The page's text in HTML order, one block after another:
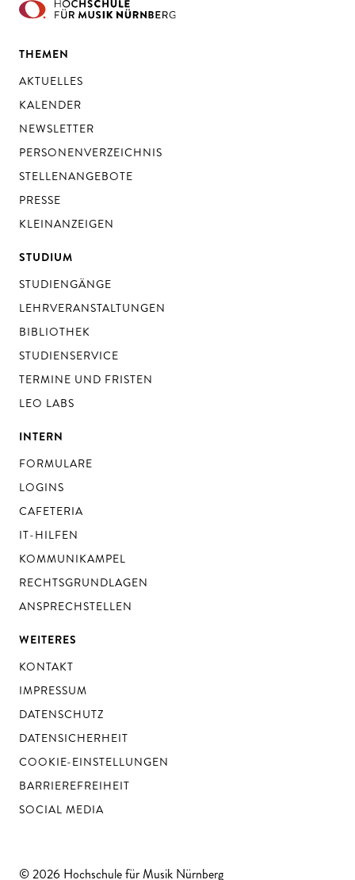
THEMEN
AKTUELLES
KALENDER
NEWSLETTER
PERSONENVERZEICHNIS
STELLENANGEBOTE
PRESSE
KLEINANZEIGEN
STUDIUM
STUDIENGÄNGE
LEHRVERANSTALTUNGEN
BIBLIOTHEK
STUDIENSERVICE
TERMINE UND FRISTEN
LEO LABS
INTERN
FORMULARE
LOGINS
CAFETERIA
IT-HILFEN
KOMMUNIKAMPEL
RECHTSGRUNDLAGEN
ANSPRECHSTELLEN
WEITERES
KONTAKT
IMPRESSUM
DATENSCHUTZ
DATENSICHERHEIT
COOKIE-EINSTELLUNGEN
BARRIEREFREIHEIT
SOCIAL MEDIA
© 2026 Hochschule für Musik Nürnberg